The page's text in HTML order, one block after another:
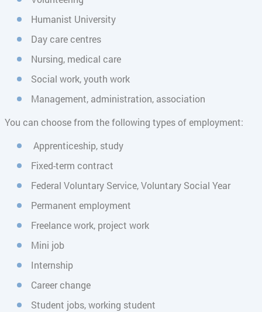
Humanist University
Day care centres
Nursing, medical care
Social work, youth work
Management, administration, association
You can choose from the following types of employment:
Apprenticeship, study
Fixed-term contract
Federal Voluntary Service, Voluntary Social Year
Permanent employment
Freelance work, project work
Mini job
Internship
Career change
Student jobs, working student